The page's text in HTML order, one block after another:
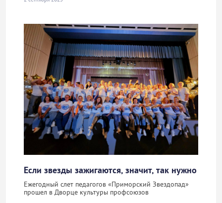
Если звезды зажигаются, значит, так нужно
Ежегодный слет педагогов «Приморский Звездопад»
прошел в Дворце культуры профсоюзов